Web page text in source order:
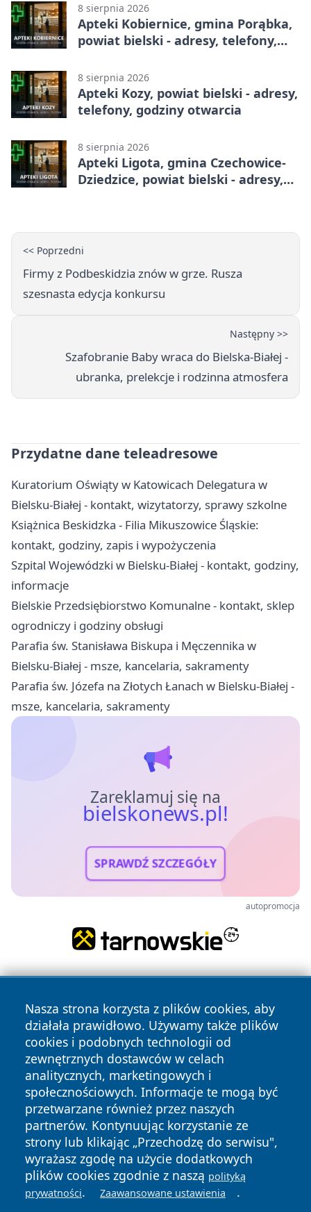
8 sierpnia 2026
Apteki Kobiernice, gmina Porąbka,
powiat bielski - adresy, telefony,
8 sierpnia 2026
Apteki Kozy, powiat bielski - adresy,
telefony, godziny otwarcia
8 sierpnia 2026
Apteki Ligota, gmina Czechowice-
Dziedzice, powiat bielski - adresy,
<< Poprzedni
Firmy z Podbeskidzia znów w grze. Rusza
szesnasta edycja konkursu
Następny >>
Szafobranie Baby wraca do Bielska-Białej -
ubranka, prelekcje i rodzinna atmosfera
Przydatne dane teleadresowe
Kuratorium Oświąty w Katowicach Delegatura w
Bielsku-Białej - kontakt, wizytatorzy, sprawy szkolne
Książnica Beskidzka - Filia Mikuszowice Śląskie:
kontakt, godziny, zapis i wypożyczenia
Szpital Wojewódzki w Bielsku-Białej - kontakt, godziny,
informacje
Bielskie Przedsiębiorstwo Komunalne - kontakt, sklep
ogrodniczy i godziny obsługi
Parafia św. Stanisława Biskupa i Męczennika w
Bielsku-Białej - msze, kancelaria, sakramenty
Parafia św. Józefa na Złotych Łanach w Bielsku-Białej -
msze, kancelaria, sakramenty
Zareklamuj się na
bielskonews.pl!
SPRAWDŹ SZCZEGÓŁY
autopromocja
Nasza strona korzysta z plików cookies, aby
działała prawidłowo. Używamy także plików
cookies i podobnych technologii od
zewnętrznych dostawców w celach
analitycznych, marketingowych i
społecznościowych. Informacje te mogą być
przetwarzane również przez naszych
partnerów. Kontynuując korzystanie ze
strony lub klikając „Przechodzę do serwisu",
wyrażasz zgodę na użycie dodatkowych
plików cookies zgodnie z naszą polityką
prywatności. Zaawansowane ustawienia .
Copyright © 2026 bielskonews.pl Wszystkie prawa
zastrzeżone.
News Autorzy
Polityka
Prywatności
Polityka
Cookies